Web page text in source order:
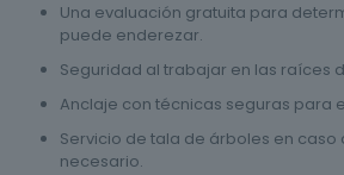
Una evaluación gratuita para
puede enderezar.
Seguridad al trabajar en las raíces
Anclaje con técnicas seguras para
Servicio de tala de árboles en caso
necesario.